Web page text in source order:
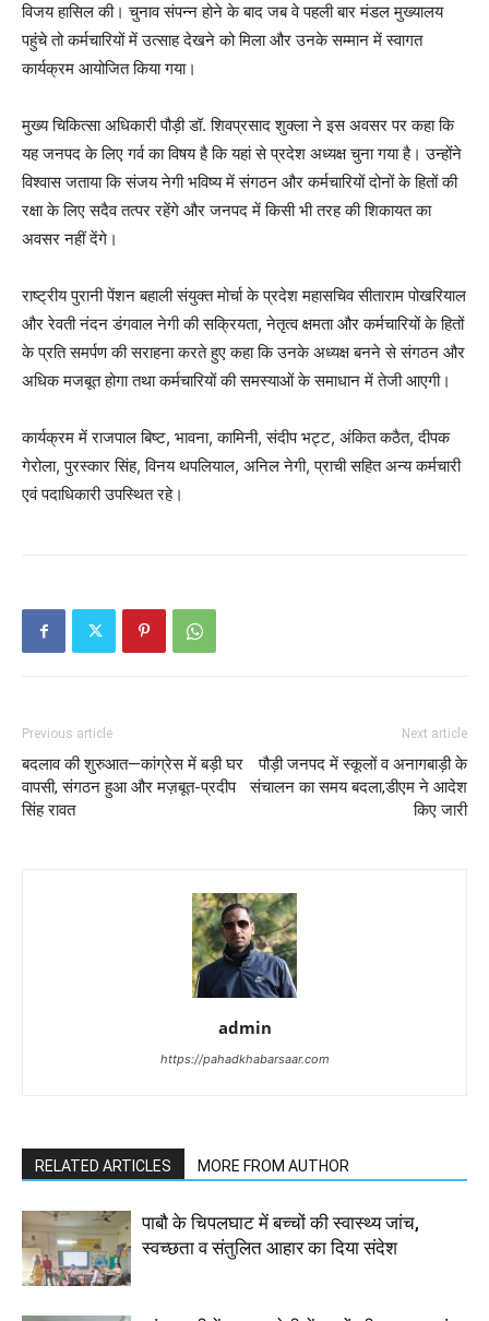
विजय हासिल की। चुनाव संपन्न होने के बाद जब वे पहली बार मंडल मुख्यालय
पहुंचे तो कर्मचारियों में उत्साह देखने को मिला और उनके सम्मान में स्वागत
कार्यक्रम आयोजित किया गया।
मुख्य चिकित्सा अधिकारी पौड़ी डॉ. शिवप्रसाद शुक्ला ने इस अवसर पर कहा कि
यह जनपद के लिए गर्व का विषय है कि यहां से प्रदेश अध्यक्ष चुना गया है। उन्होंने
विश्वास जताया कि संजय नेगी भविष्य में संगठन और कर्मचारियों दोनों के हितों की
रक्षा के लिए सदैव तत्पर रहेंगे और जनपद में किसी भी तरह की शिकायत का
अवसर नहीं देंगे।
राष्ट्रीय पुरानी पेंशन बहाली संयुक्त मोर्चा के प्रदेश महासचिव सीताराम पोखरियाल
और रेवती नंदन डंगवाल नेगी की सक्रियता, नेतृत्व क्षमता और कर्मचारियों के हितों
के प्रति समर्पण की सराहना करते हुए कहा कि उनके अध्यक्ष बनने से संगठन और
अधिक मजबूत होगा तथा कर्मचारियों की समस्याओं के समाधान में तेजी आएगी।
कार्यक्रम में राजपाल बिष्ट, भावना, कामिनी, संदीप भट्ट, अंकित कठैत, दीपक
गेरोला, पुरस्कार सिंह, विनय थपलियाल, अनिल नेगी, प्राची सहित अन्य कर्मचारी
एवं पदाधिकारी उपस्थित रहे।
Previous article
बदलाव की शुरुआत—कांग्रेस में बड़ी घर
वापसी, संगठन हुआ और मज़बूत-प्रदीप
सिंह रावत
Next article
पौड़ी जनपद में स्कूलों व अनागबाड़ी के
संचालन का समय बदला,डीएम ने आदेश
किए जारी
admin
https://pahadkhabarsaar.com
RELATED ARTICLES MORE FROM AUTHOR
पाबौ के चिपलघाट में बच्चों की स्वास्थ्य जांच,
स्वच्छता व संतुलित आहार का दिया संदेश